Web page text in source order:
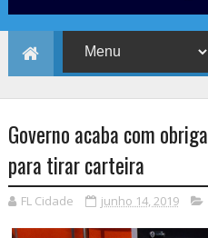
Governo acaba com
para tirar carteira
FL Cidade junho 14, 2019